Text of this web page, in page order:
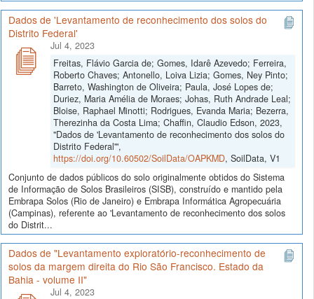
Dados de 'Levantamento de reconhecimento dos solos do
Distrito Federal'
Jul 4, 2023
Freitas, Flávio Garcia de; Gomes, Idarê Azevedo; Ferreira,
Roberto Chaves; Antonello, Loiva Lizia; Gomes, Ney Pinto;
Barreto, Washington de Oliveira; Paula, José Lopes de;
Duriez, Maria Amélia de Moraes; Johas, Ruth Andrade Leal;
Bloise, Raphael Minotti; Rodrigues, Evanda Maria; Bezerra,
Therezinha da Costa Lima; Chaffin, Claudio Edson, 2023,
"Dados de 'Levantamento de reconhecimento dos solos do
Distrito Federal'",
https://doi.org/10.60502/SoilData/OAPKMD, SoilData, V1
Conjunto de dados públicos do solo originalmente obtidos do Sistema
de Informação de Solos Brasileiros (SISB), construído e mantido pela
Embrapa Solos (Rio de Janeiro) e Embrapa Informática Agropecuária
(Campinas), referente ao 'Levantamento de reconhecimento dos solos
do Distrit...
Dados de "Levantamento exploratório-reconhecimento de
solos da margem direita do Rio São Francisco. Estado da
Bahia - volume II"
Jul 4, 2023